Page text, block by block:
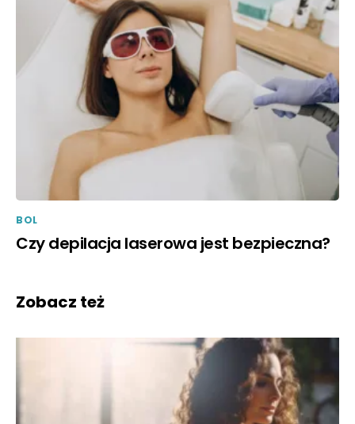
BOL
Czy depilacja laserowa jest bezpieczna?
Zobacz też